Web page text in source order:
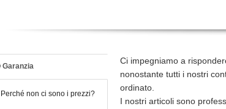
Garanzia
Perché non ci sono i prezzi?
Ci impegniamo a
nonostante tutti i nostri
ordinato.
I nostri articoli sono